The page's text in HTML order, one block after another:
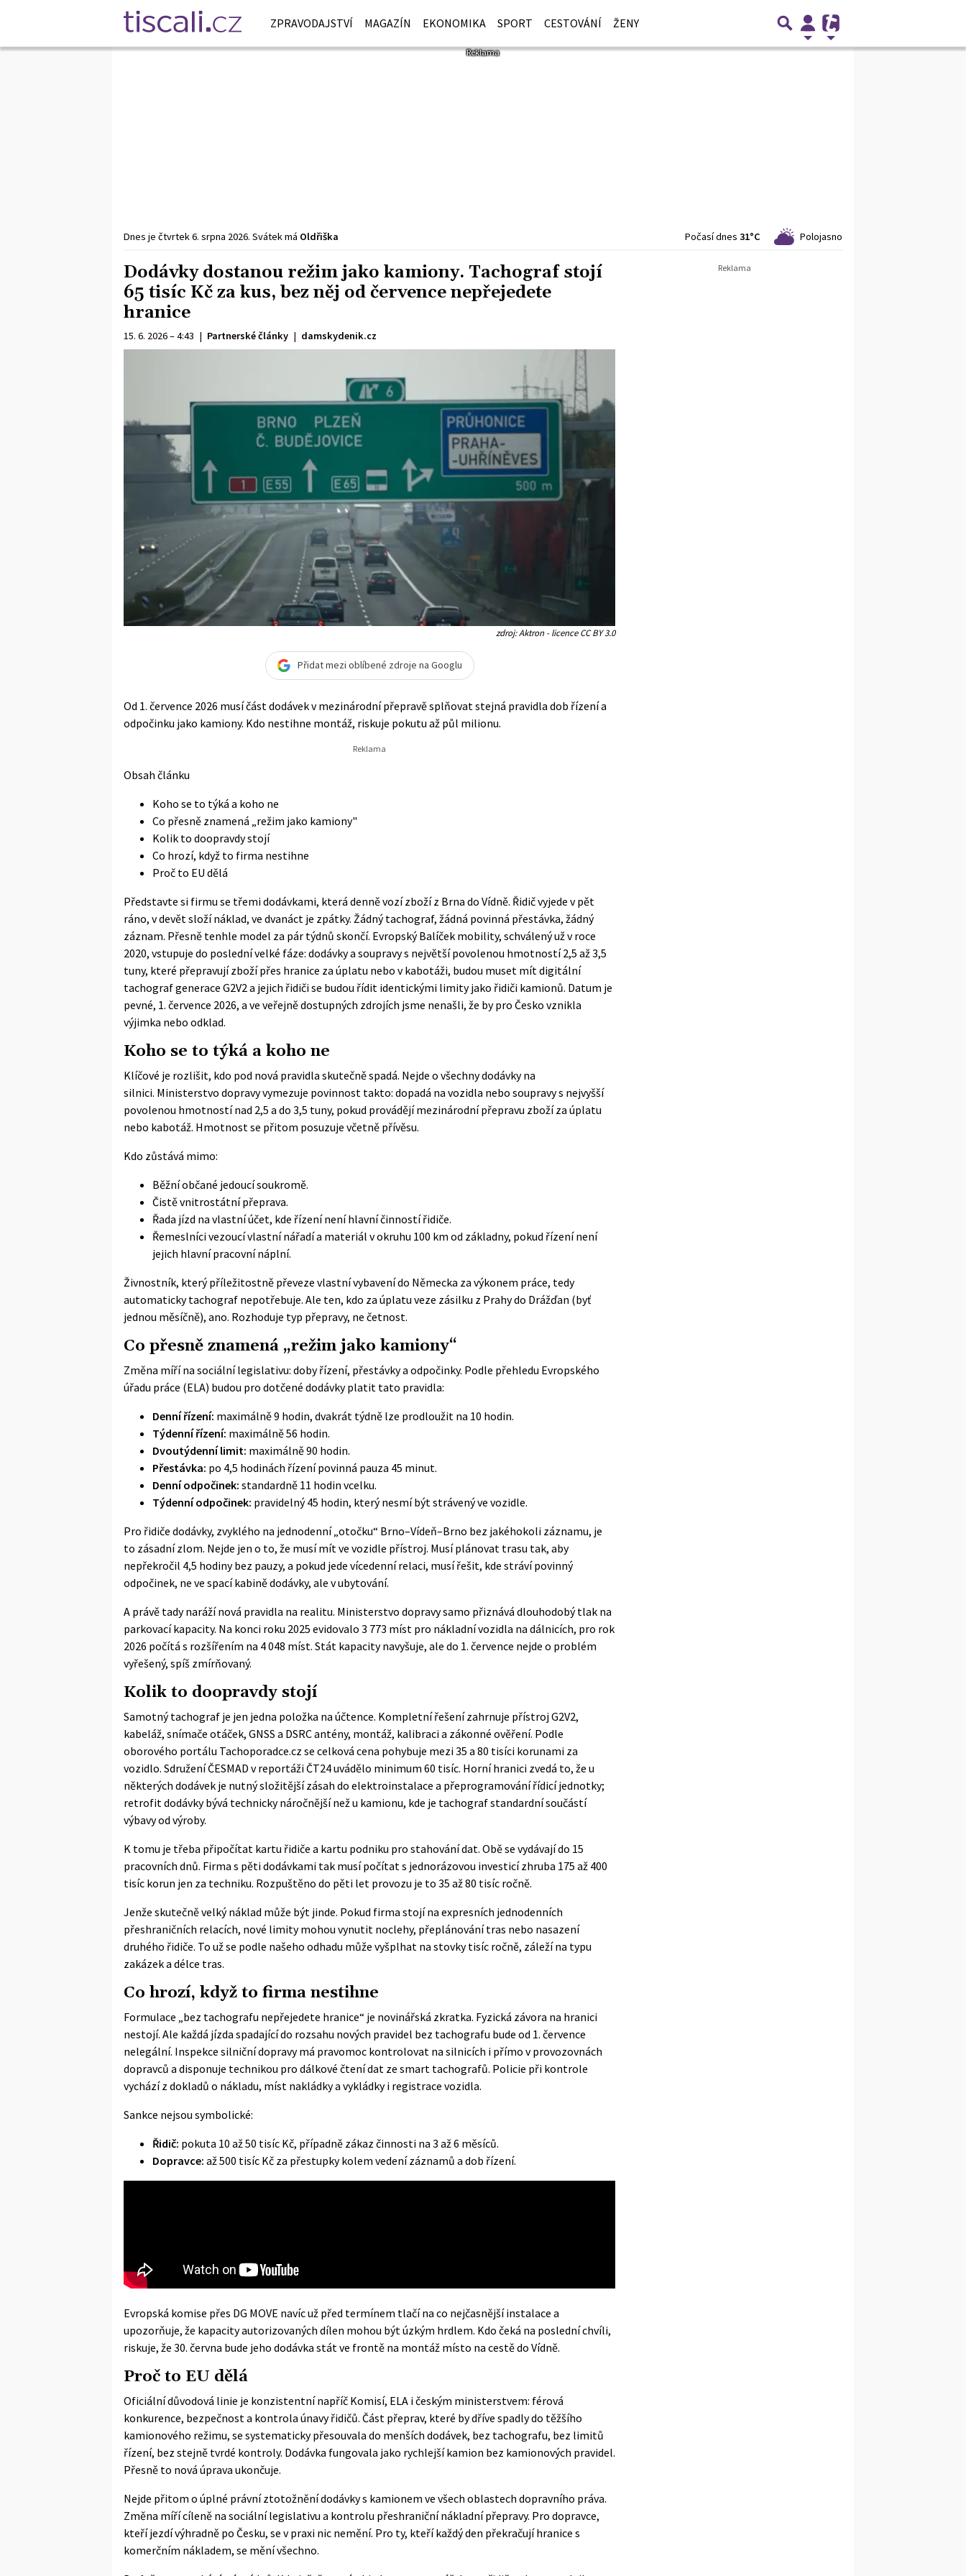
ZPRAVODAJSTVÍ MAGAZÍN EKONOMIKA SPORT CESTOVÁNÍ ŽENY
Dnes je čtvrtek6. srpna 2026. Svátek má Oldřiška Počasí dnes 31°C Polojasno
Dodávky dostanou režim jako kamiony. Tachograf stojí
65 tisíc Kč za kus, bez něj od července nepřejedete
hranice
15. 6. 2026 – 4:43 | Partnerské články | damskydenik.cz
zdroj: Aktron - licence CC BY 3.0
Přidat mezi oblíbené zdroje na Googlu
Od 1. července 2026 musí část dodávek v mezinárodní přepravě splňovat stejná pravidla dob řízení a
odpočinku jako kamiony. Kdo nestihne montáž, riskuje pokutu až půl milionu.
Obsah článku
Koho se to týká a koho ne
Co přesně znamená „režim jako kamiony"
Kolik to doopravdy stojí
Co hrozí, když to firma nestihne
Proč to EU dělá
Představte si firmu se třemi dodávkami, která denně vozí zboží z Brna do Vídně. Řidič vyjede v pět
ráno, v devět složí náklad, ve dvanáct je zpátky. Žádný tachograf, žádná povinná přestávka, žádný
záznam. Přesně tenhle model za pár týdnů skončí. Evropský Balíček mobility, schválený už v roce
2020, vstupuje do poslední velké fáze: dodávky a soupravy s největší povolenou hmotností 2,5 až 3,5
tuny, které přepravují zboží přes hranice za úplatu nebo v kabotáži, budou muset mít digitální
tachograf generace G2V2 a jejich řidiči se budou řídit identickými limity jako řidiči kamionů. Datum je
pevné, 1. července 2026, a ve veřejně dostupných zdrojích jsme nenašli, že by pro Česko vznikla
výjimka nebo odklad.
Koho se to týká a koho ne
Klíčové je rozlišit, kdo pod nová pravidla skutečně spadá. Nejde o všechny dodávky na
silnici. Ministerstvo dopravyvymezuje povinnost takto: dopadá na vozidla nebo soupravy s nejvyšší
povolenou hmotností nad 2,5 a do 3,5 tuny, pokud provádějí mezinárodní přepravu zboží za úplatu
nebo kabotáž. Hmotnost se přitom posuzuje včetně přívěsu.
Kdo zůstává mimo:
Běžní občané jedoucí soukromě.
Čistě vnitrostátní přeprava.
Řada jízd na vlastní účet, kde řízení není hlavní činností řidiče.
Řemeslníci vezoucí vlastní nářadí a materiál v okruhu 100 km od základny, pokud řízení není
jejich hlavní pracovní náplní.
Živnostník, který příležitostně převeze vlastní vybavení do Německa za výkonem práce, tedy
automaticky tachograf nepotřebuje. Ale ten, kdo za úplatu veze zásilku z Prahy do Drážďan (byť
jednou měsíčně), ano. Rozhoduje typ přepravy, ne četnost.
Co přesně znamená „režim jako kamiony“
Změna míří na sociální legislativu: doby řízení, přestávky a odpočinky. Podle přehledu Evropského
úřadu práce (ELA) budou pro dotčené dodávky platit tato pravidla:
Denní řízení: maximálně 9 hodin, dvakrát týdně lze prodloužit na 10 hodin.
Týdenní řízení: maximálně 56 hodin.
Dvoutýdenní limit: maximálně 90 hodin.
Přestávka: po 4,5 hodinách řízení povinná pauza 45 minut.
Denní odpočinek: standardně 11 hodin vcelku.
Týdenní odpočinek: pravidelný 45 hodin, který nesmí být strávený ve vozidle.
Pro řidiče dodávky, zvyklého na jednodenní „otočku“ Brno–Vídeň–Brno bez jakéhokoli záznamu, je
to zásadní zlom. Nejde jen o to, že musí mít ve vozidle přístroj. Musí plánovat trasu tak, aby
nepřekročil 4,5 hodiny bez pauzy, a pokud jede vícedenní relaci, musí řešit, kde stráví povinný
odpočinek, ne ve spací kabině dodávky, ale v ubytování.
A právě tady naráží nová pravidla na realitu. Ministerstvo dopravy samo přiznává dlouhodobý tlak na
parkovací kapacity. Na konci roku 2025 evidovalo 3 773 míst pro nákladní vozidla na dálnicích, pro rok
2026 počítá s rozšířením na 4 048 míst. Stát kapacity navyšuje, ale do 1. července nejde o problém
vyřešený, spíš zmírňovaný.
Kolik to doopravdy stojí
Samotný tachograf je jen jedna položka na účtence. Kompletní řešení zahrnuje přístroj G2V2,
kabeláž, snímače otáček, GNSS a DSRC antény, montáž, kalibraci a zákonné ověření. Podle
oborového portálu Tachoporadce.cz se celková cena pohybuje mezi 35 a 80 tisíci korunami za
vozidlo. Sdružení ČESMAD v reportáži ČT24 uvádělo minimum 60 tisíc. Horní hranici zvedá to, že u
některých dodávek je nutný složitější zásah do elektroinstalace a přeprogramování řídicí jednotky;
retrofit dodávky bývá technicky náročnější než u kamionu, kde je tachograf standardní součástí
výbavy od výroby.
K tomu je třeba připočítat kartu řidiče a kartu podniku pro stahování dat. Obě se vydávají do 15
pracovních dnů. Firma s pěti dodávkami tak musí počítat s jednorázovou investicí zhruba 175 až 400
tisíc korun jen za techniku. Rozpuštěno do pěti let provozu je to 35 až 80 tisíc ročně.
Jenže skutečně velký náklad může být jinde. Pokud firma stojí na expresních jednodenních
přeshraničních relacích, nové limity mohou vynutit noclehy, přeplánování tras nebo nasazení
druhého řidiče. To už se podle našeho odhadu může vyšplhat na stovky tisíc ročně, záleží na typu
zakázek a délce tras.
Co hrozí, když to firma nestihne
Formulace „bez tachografu nepřejedete hranice“ je novinářská zkratka. Fyzická závora na hranici
nestojí. Ale každá jízda spadající do rozsahu nových pravidel bez tachografu bude od 1. července
nelegální. Inspekce silniční dopravy má pravomoc kontrolovat na silnicích i přímo v provozovnách
dopravců a disponuje technikou pro dálkové čtení dat ze smart tachografů. Policie při kontrole
vychází z dokladů o nákladu, míst nakládky a vykládky i registrace vozidla.
Sankce nejsou symbolické:
Řidič: pokuta 10 až 50 tisíc Kč, případně zákaz činnosti na 3 až 6 měsíců.
Dopravce: až 500 tisíc Kč za přestupky kolem vedení záznamů a dob řízení.
Evropská komise přes DG MOVE navíc už před termínem tlačí na co nejčasnější instalace a
upozorňuje, že kapacity autorizovaných dílen mohou být úzkým hrdlem. Kdo čeká na poslední chvíli,
riskuje, že 30. června bude jeho dodávka stát ve frontě na montáž místo na cestě do Vídně.
Proč to EU dělá
Oficiální důvodová linie je konzistentní napříč Komisí, ELA i českým ministerstvem: férová
konkurence, bezpečnost a kontrola únavy řidičů. Část přeprav, které by dříve spadly do těžšího
kamionového režimu, se systematicky přesouvala do menších dodávek, bez tachografu, bez limitů
řízení, bez stejně tvrdé kontroly. Dodávka fungovala jako rychlejší kamion bez kamionových pravidel.
Přesně to nová úprava ukončuje.
Nejde přitom o úplné právní ztotožnění dodávky s kamionem ve všech oblastech dopravního práva.
Změna míří cíleně na sociální legislativu a kontrolu přeshraniční nákladní přepravy. Pro dopravce,
kteří jezdí výhradně po Česku, se v praxi nic nemění. Pro ty, kteří každý den překračují hranice s
komerčním nákladem, se mění všechno.